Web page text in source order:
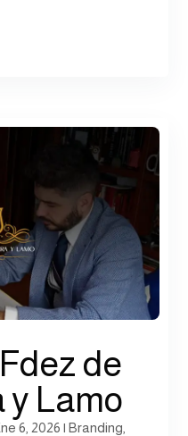
de
y Lamo
6, 2026 |Branding